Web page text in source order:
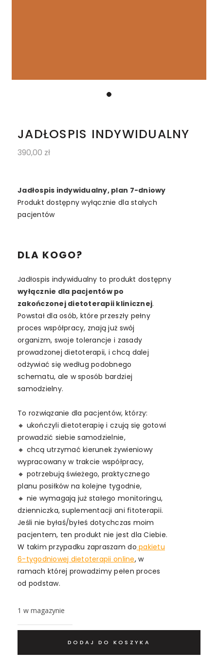
JADŁOSPIS INDYWIDUALNY
390,00 zł
Jadłospis indywidualny, plan 7-dniowy
Produkt dostępny wyłącznie dla stałych
pacjentów
DLA KOGO?
Jadłospis indywidualny to produkt dostępny
wyłącznie dla pacjentów po
zakończonej dietoterapii klinicznej.
Powstał dla osób, które przeszły pełny
proces współpracy, znają już swój
organizm, swoje tolerancje i zasady
prowadzonej dietoterapii, i chcą dalej
odżywiać się według podobnego
schematu, ale w sposób bardziej
samodzielny.
To rozwiązanie dla pacjentów, którzy:
🔸 ukończyli dietoterapię i czują się gotowi
prowadzić siebie samodzielnie,
🔸 chcą utrzymać kierunek żywieniowy
wypracowany w trakcie współpracy,
🔸 potrzebują świeżego, praktycznego
planu posiłków na kolejne tygodnie,
🔸 nie wymagają już stałego monitoringu,
dzienniczka, suplementacji ani fitoterapii.
Jeśli nie byłaś/byłeś dotychczas moim
pacjentem, ten produkt nie jest dla Ciebie.
W takim przypadku zapraszam do pakietu
6-tygodniowej dietoterapii online, w
ramach której prowadzimy pełen proces
od podstaw.
1 w magazynie
DODAJ DO KOSZYKA